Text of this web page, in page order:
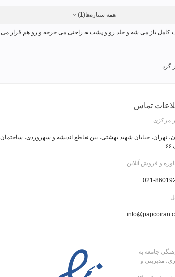
همه ستاره‌ها(1)
کامل باز می شه و جلد رو و پشت به راحتی می جرخه و رو هم قرار می
تماس
مرکزی:
تهران، خیابان شهید بهشتی، بین تقاطع اندیشه و سهروردی، ساختمان
و فروش آنلاین:
021-
با توجه به نیاز اقشار فرهنگی جامعه به
مدیریتی و